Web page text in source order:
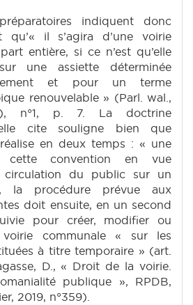
indiquent donc
qu’« il s’agira d’une voirie
entière, si ce n’est qu’elle
une assiette déterminée
et pour un terme
renouvelable » (Parl. wal.,
n°1, p. 7. La doctrine
cite souligne bien que
réalise en deux temps : « une
cette convention en vue
circulation du public sur un
la procédure prévue aux
doit ensuite, en un second
pour créer, modifier ou
communale « sur les
à titre temporaire » (art.
D., « Droit de la voirie.
publique », RPDB,
2019, n°359).